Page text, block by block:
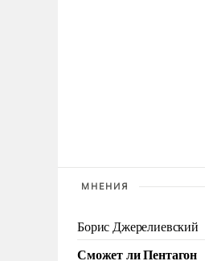
МНЕНИЯ
Борис Джерелиевский
Сможет ли Пентагон